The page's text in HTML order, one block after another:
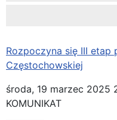
Rozpoczyna się III etap
Częstochowskiej
środa, 19 marzec 2025
KOMUNIKAT